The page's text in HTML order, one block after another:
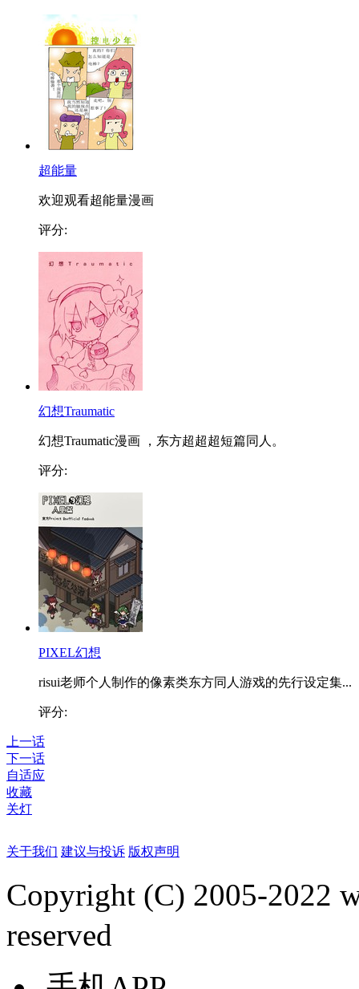
超能量
欢迎观看超能量漫画
评分:
幻想Traumatic
幻想Traumatic漫画 ，东方超超超短篇同人。
评分:
PIXEL幻想
risui老师个人制作的像素类东方同人游戏的先行设定集...
评分:
上一话
下一话
自适应
收藏
关灯
关于我们 建议与投诉 版权声明
Copyright (C) 2005-2022
reserved